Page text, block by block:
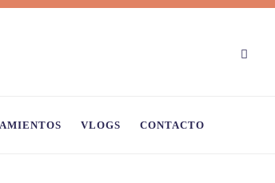
VLOGS CONTACTO